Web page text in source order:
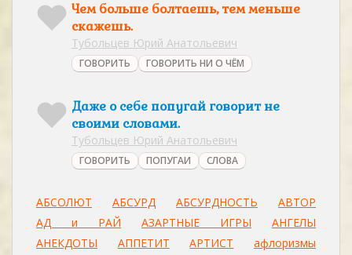
Чем больше болтаешь, тем меньше
скажешь.
Тубольцев Юрий Анатольевич
ГОВОРИТЬ ГОВОРИТЬ НИ О ЧЁМ
Даже о себе попугай говорит не
своими словами.
Тубольцев Юрий Анатольевич
ГОВОРИТЬ ПОПУГАИ СЛОВА
АБСОЛЮТ АБСУРД АБСУРДНОСТЬ
АВТОР
АД и РАЙ
АЗАРТНЫЕ ИГРЫ
АНГЕЛЫ
АНЕКДОТЫ
АППЕТИТ АРТИСТ
афлоризмы